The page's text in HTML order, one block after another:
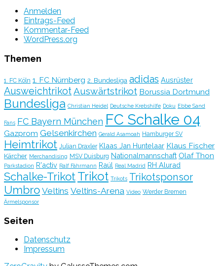
Anmelden
Eintrags-Feed
Kommentar-Feed
WordPress.org
Themen
1. FC Köln 1. FC Nürnberg 2. Bundesliga adidas Ausrüster
AusweichtrikotAuswärtstrikot Borussia Dortmund
Bundesliga Christian Heidel Deutsche Krebshilfe Doku Ebbe Sand
Fans FC Bayern München FC Schalke 04
Gazprom Gelsenkirchen Gerald Asamoah Hamburger SV
Heimtrikot Julian Draxler Klaas Jan Huntelaar Klaus Fischer
Kärcher Merchandising MSV Duisburg Nationalmannschaft Olaf Thon
Parkstadion R'activ Ralf Fährmann Raúl Real Madrid RH Alurad
Schalke-TrikotTrikot Trikots Trikotsponsor
Umbro Veltins Veltins-Arena Video Werder Bremen
Ärmelsponsor
Seiten
Datenschutz
Impressum